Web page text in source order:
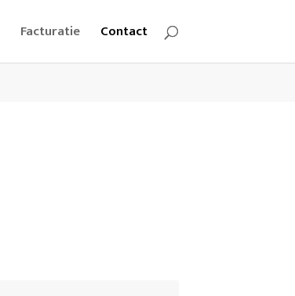
Facturatie Contact